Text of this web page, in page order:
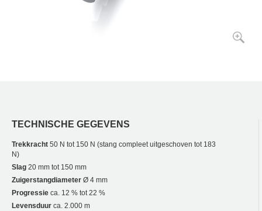
TECHNISCHE GEGEVENS
Trekkracht 50 N tot 150 N (stang compleet uitgeschoven tot 183
N)
Slag 20 mm tot 150 mm
Zuigerstangdiameter Ø 4 mm
Progressie ca. 12 % tot 22 %
Levensduur ca. 2.000 m